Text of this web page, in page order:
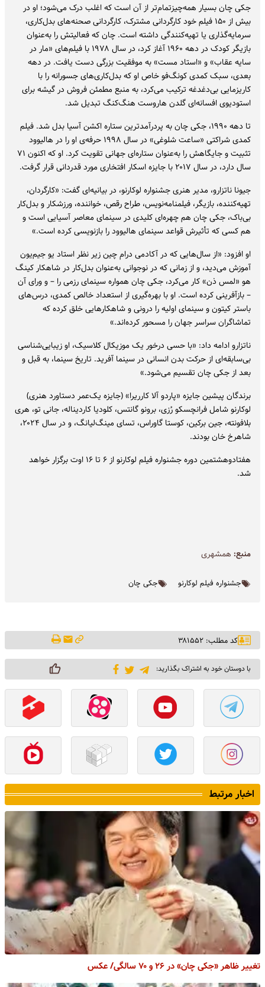
جکی چان بسیار همه‌چیزتمام‌تر از آن است که اغلب درک می‌شود؛ او در
بیش از ۱۵۰ فیلم خود کارگردانی مشترک، کارگردانی صحنه‌های بدل‌کاری،
سرمایه‌گذاری یا تهیه‌کنندگی داشته است. چان که فعالیتش را به‌عنوان
بازیگر کودک در دهه ۱۹۶۰ آغاز کرد، در سال ۱۹۷۸ با فیلم‌های «مار در
سایه عقاب» و «استاد مست» به موفقیت بزرگی دست یافت. در دهه
بعدی، سبک کمدی کونگ‌فو خاص او که بدل‌کاری‌های جسورانه را با
کاریزمایی بی‌دغدغه ترکیب می‌کرد، به منبع مطمئن فروش در گیشه برای
استودیوی افسانه‌ای گلدن هاروست هنگ‌کنگ تبدیل شد.
تا دهه ۱۹۹۰، جکی چان به پردرآمدترین ستاره اکشن آسیا بدل شد. فیلم
کمدی شراکتی «ساعت شلوغی» در سال ۱۹۹۸ حرفه‌ی او را در هالیوود
تثبیت و جایگاهش را به‌عنوان ستاره‌ای جهانی تقویت کرد. او که اکنون ۷۱
سال دارد، در سال ۲۰۱۷ با جایزه اسکار افتخاری مورد قدردانی قرار گرفت.
جیونا ناتزارو، مدیر هنری جشنواره لوکارنو، در بیانیه‌ای گفت: «کارگردان،
تهیه‌کننده، بازیگر، فیلمنامه‌نویس، طراح رقص، خواننده، ورزشکار و بدل‌کار
بی‌باک، جکی چان هم چهره‌ای کلیدی در سینمای معاصر آسیایی است و
هم کسی که تأثیرش قواعد سینمای هالیوود را بازنویسی کرده است.»
او افزود: «از سال‌هایی که در آکادمی درام چین زیر نظر استاد یو جیم‌یون
آموزش می‌دید، و از زمانی که در نوجوانی به‌عنوان بدل‌کار در شاهکار کینگ
هو «لمس ذن» کار می‌کرد، جکی چان همواره سینمای رزمی را – و ورای آن
– بازآفرینی کرده است. او با بهره‌گیری از استعداد خالص کمدی، درس‌های
باستر کیتون و سینمای اولیه را درونی و شاهکارهایی خلق کرده که
تماشاگران سراسر جهان را مسحور کرده‌اند.»
ناتزارو ادامه داد: «با حسی درخور یک موزیکال کلاسیک، او زیبایی‌شناسی
بی‌سابقه‌ای از حرکت بدن انسانی در سینما آفرید. تاریخ سینما، به قبل و
بعد از جکی چان تقسیم می‌شود.»
برندگان پیشین جایزه «پاردو آلا کارریرا» (جایزه یک‌عمر دستاورد هنری)
لوکارنو شامل فرانچسکو رُزی، برونو گانتس، کلودیا کاردیناله، جانی تو، هری
بلافونته، جین برکین، کوستا گاوراس، تسای مینگ‌لیانگ، و در سال ۲۰۲۴،
شاهرخ خان بودند.
هفتادوهشتمین دوره جشنواره فیلم لوکارنو از ۶ تا ۱۶ اوت برگزار خواهد
شد.
منبع: همشهری
جشنواره فیلم لوکارنو جکی چان
کد مطلب: ۳۸۱۵۵۲
با دوستان خود به اشتراک بگذارید:
اخبار مرتبط
تغییر ظاهر «جکی چان» در ۲۶ و ۷۰ سالگی/ عکس